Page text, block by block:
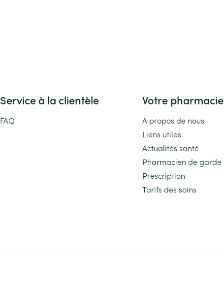
Service à la clientèle
FAQ
Votre pharmacie
A propos de nous
Liens utiles
Actualités santé
Pharmacien de garde
Prescription
Tarifs des soins